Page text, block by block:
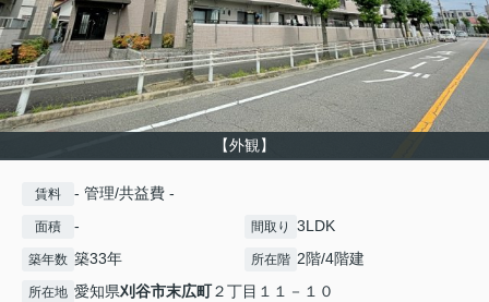
【外観】
賃料 - 管理/共益費 -
面積 - 間取り 3LDK
築年数 築33年 所在階 2階/4階建
所在地 愛知県刈谷市末広町２丁目１１－１０